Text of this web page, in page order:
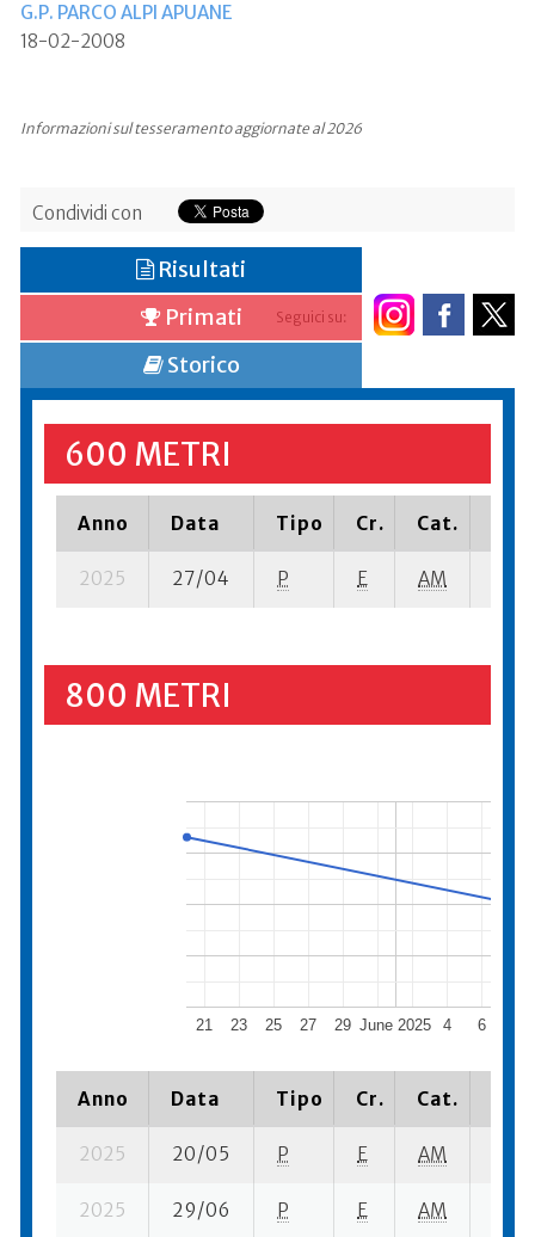
G.P. PARCO ALPI APUANE
18-02-2008
Informazioni sul tesseramento aggiornate al 2026
Condividi con
Seguici su:
Risultati
Primati
Storico
600 METRI
Anno Data Tipo Cr. Cat.
2025 27/04 P E AM
800 METRI
June 2025
21 23 25 27 29 4 6
Anno Data Tipo Cr. Cat.
2025 20/05 P E AM
2025 29/06 P E AM